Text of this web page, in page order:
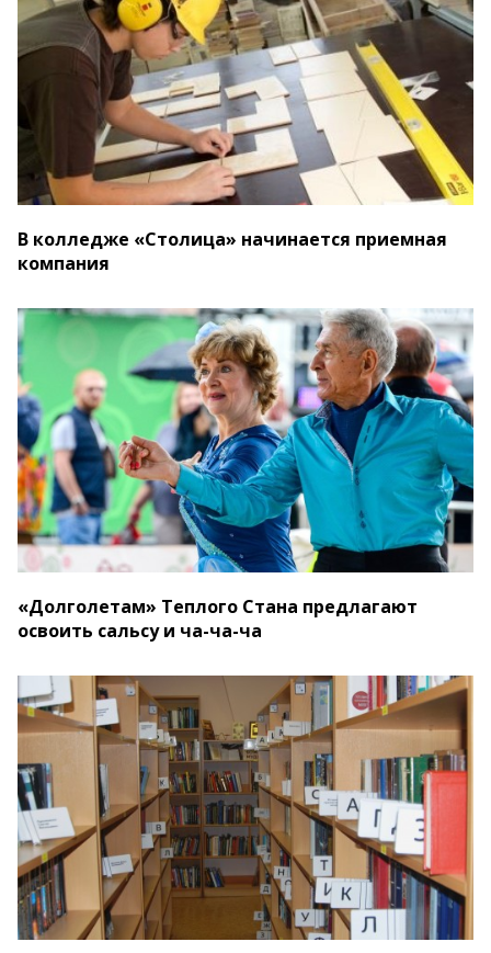
В колледже «Столица» начинается приемная
компания
«Долголетам» Теплого Стана предлагают
освоить сальсу и ча-ча-ча